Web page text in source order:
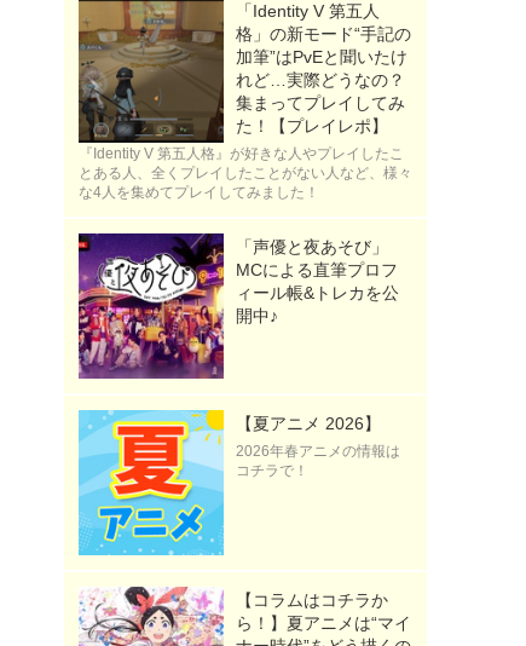
「Identity V 第五人
格」の新モード“手記の
加筆”はPvEと聞いたけ
れど…実際どうなの？
集まってプレイしてみ
た！【プレイレポ】
『Identity V 第五人格』が好きな人やプレイしたこ
とある人、全くプレイしたことがない人など、様々
な4人を集めてプレイしてみました！
「声優と夜あそび」
MCによる直筆プロフ
ィール帳&トレカを公
開中♪
【夏アニメ 2026】
2026年春アニメの情報は
コチラで！
【コラムはコチラか
ら！】夏アニメは“マイ